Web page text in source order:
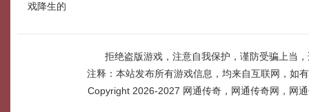
戏降生的
拒绝盗版游戏，注意自我保护，谨防受骗上当
注释：本站发布所有游戏信息，均来自互联网，如
Copyright 2026-2027 网通传奇，网通传奇网，网